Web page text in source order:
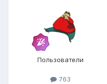
Пользователи
763